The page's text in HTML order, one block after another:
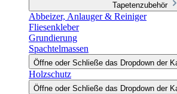
Tapetenzubehör
Abbeizer, Anlauger & Reiniger
Fliesenkleber
Grundierung
Spachtelmassen
Öffne oder Schließe das Dropdown der
Holzschutz
Öffne oder Schließe das Dropdown der